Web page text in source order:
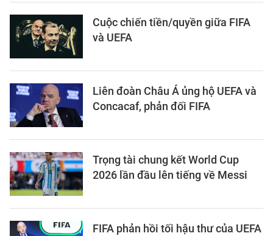
Cuộc chiến tiền/quyền giữa FIFA
và UEFA
Liên đoàn Châu Á ủng hộ UEFA và
Concacaf, phản đối FIFA
Trọng tài chung kết World Cup
2026 lần đầu lên tiếng về Messi
FIFA phản hồi tối hậu thư của UEFA